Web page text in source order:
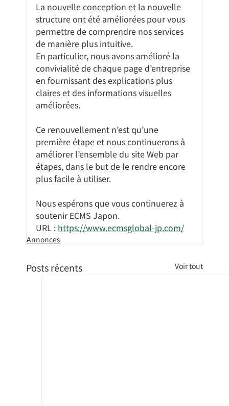
La nouvelle conception et la nouvelle
structure ont été améliorées pour vous
permettre de comprendre nos services
de manière plus intuitive.
En particulier, nous avons amélioré la
convivialité de chaque page d’entreprise
en fournissant des explications plus
claires et des informations visuelles
améliorées.
Ce renouvellement n’est qu’une
première étape et nous continuerons à
améliorer l’ensemble du site Web par
étapes, dans le but de le rendre encore
plus facile à utiliser.
Nous espérons que vous continuerez à
soutenir ECMS Japon.
URL : https://www.ecmsglobal-jp.com/
Annonces
Posts récents Voir tout